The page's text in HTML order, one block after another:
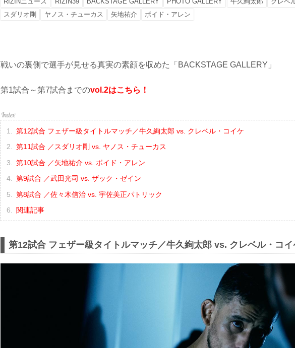
スダリオ剛
ヤノス・チューカス 矢地祐介 ボイド・アレン
戦いの裏側で選手が見せる真実の素顔を収めた「BACKSTAGE GALLERY」
第1試合～第7試合までのvol.2はこちら！
第12試合 フェザー級タイトルマッチ／牛久絢太郎 vs. クレベル・コイケ
第11試合 ／スダリオ剛 vs. ヤノス・チューカス
第10試合 ／矢地祐介 vs. ボイド・アレン
第9試合 ／武田光司 vs. ザック・ゼイン
第8試合 ／佐々木信治 vs. 宇佐美正パトリック
関連記事
第12試合 フェザー級タイトルマッチ／牛久絢太郎 vs. クレベル・コイ